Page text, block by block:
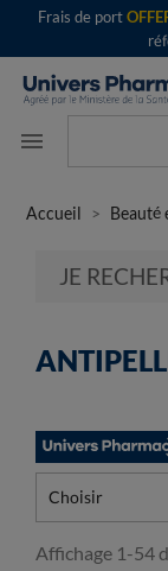
Frais de port
menu
Accueil Beauté
JE
Choisir
Affichage 1-54